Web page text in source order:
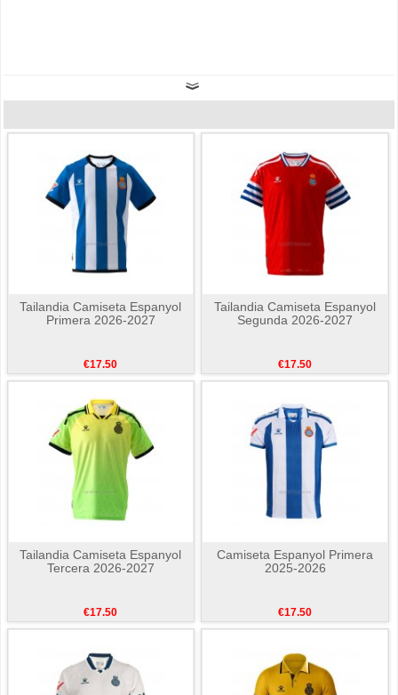
Tailandia Camiseta Espanyol
Primera 2026-2027
€17.50
Tailandia Camiseta Espanyol
Segunda 2026-2027
€17.50
Tailandia Camiseta Espanyol
Tercera 2026-2027
€17.50
Camiseta Espanyol Primera
2025-2026
€17.50